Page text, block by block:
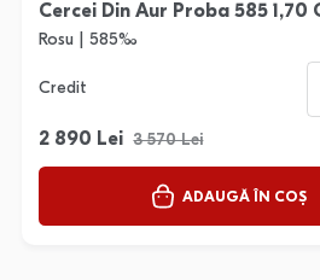
Cercei Din Aur Proba 585 1,70
Rosu | 585‰
Credit
2 890 Lei 3 570 Lei
ADAUGĂ ÎN COȘ